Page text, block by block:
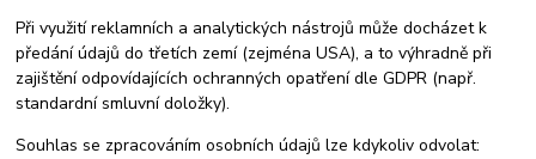
Při využití reklamních a analytických nástrojů může docházet k
předání údajů do třetích zemí (zejména USA), a to výhradně při
zajištění odpovídajících ochranných opatření dle GDPR (např.
standardní smluvní doložky).
Souhlas se zpracováním osobních údajů lze kdykoliv odvolat: